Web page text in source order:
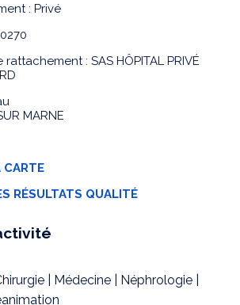
: Privé
: SAS HÔPITAL PRIVÉ
MARNE
CARTE
RÉSULTATS QUALITÉ
| Médecine | Néphrologie |